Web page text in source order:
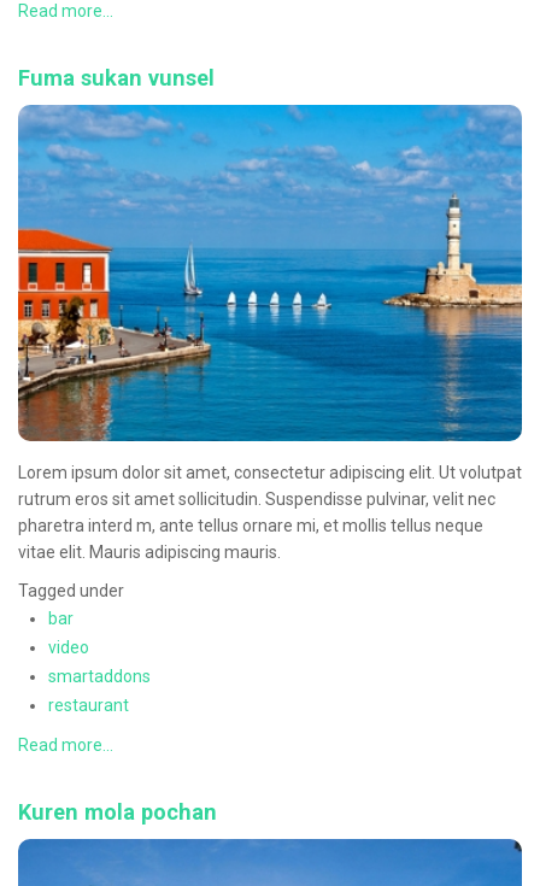
Read more...
Fuma sukan vunsel
Lorem ipsum dolor sit amet, consectetur adipiscing elit. Ut volutpat
rutrum eros sit amet sollicitudin. Suspendisse pulvinar, velit nec
pharetra interd m, ante tellus ornare mi, et mollis tellus neque
vitae elit. Mauris adipiscing mauris.
Tagged under
bar
video
smartaddons
restaurant
Read more...
Kuren mola pochan